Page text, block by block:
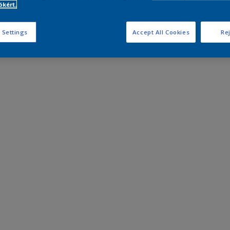
Settings Accept All Cookies